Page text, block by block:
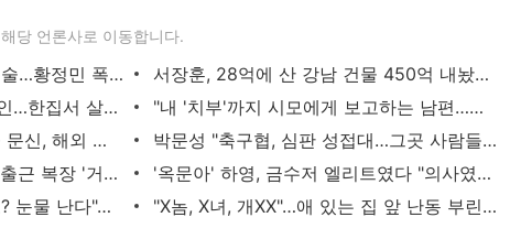
해당 언론사로 이동합니다.
"단둘만 있는 밀폐된 공간과 술…황정민 폭로녀는 두가지에 집착했다"
서장훈, 28억에 산 강남 건물 450억 내놨다…세후 차익 280억 '잭팟'
"이혼한 여사친은 생명의 은인…한집서 살게 해달라" 남편 요구에 '절망'
"내 '치부'까지 시모에게 보고하는 남편…집이 감옥 같다" 아내 고통
"예비 신랑 절친이 전신 먹물 문신, 해외 도피 준비"…예비 신부 '혼란'
박문성 "축구협, 심판 성접대…그곳 사람들 얼마나 천박한지 보여준 것"
"핫팬츠·오프숄더도 되나?"…출근 복장 '거슬려' vs '괜찮아' 의견 분분
'옥문아' 하영, 금수저 엘리트였다 "의사였던 증조부께서 고종 황제 진료했다"
"버스 청소 이 정도로 한다고? 눈물 난다"…몸 밀어 넣은 노동자 '감동'
"X놈, X녀, 개XX"…애 있는 집 앞 난동 부린 여성, 속옷까지 훌러덩[영상]